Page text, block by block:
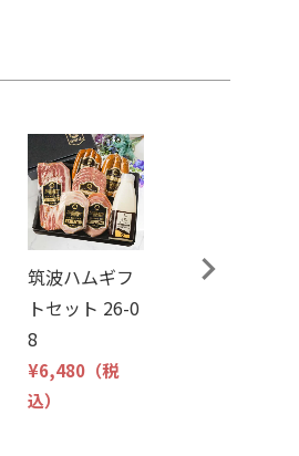
筑波ハムギフ
トセット 26-0
8
¥6,480 （税
込）